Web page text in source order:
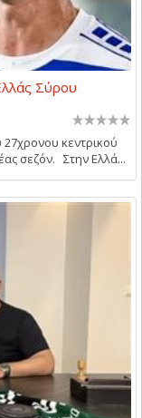
Σύρου
κεντρικού
σεζόν. Στην Ελλά...